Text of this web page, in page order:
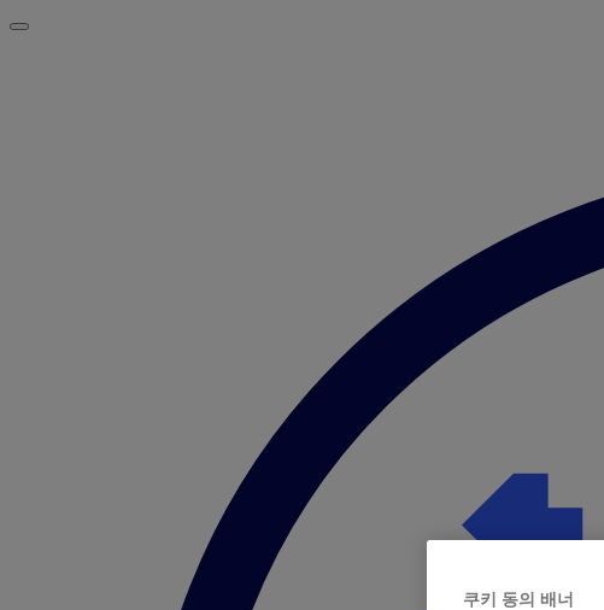
쿠키 동의 배너